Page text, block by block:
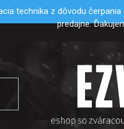
technika z dôvodu
predajne.